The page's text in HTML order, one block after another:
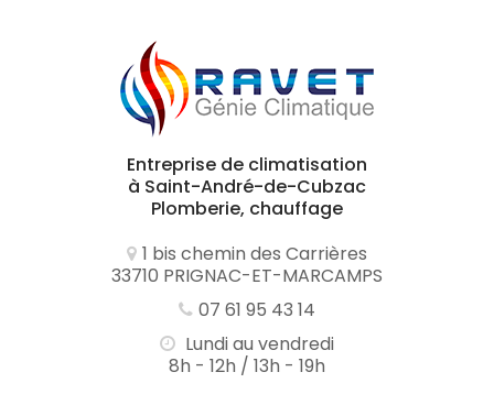
Entreprise de climatisation
à Saint-André-de-Cubzac
Plomberie, chauffage
1 bis chemin des Carrières
33710 PRIGNAC-ET-MARCAMPS
07 61 95 43 14
Lundi au vendredi
8h - 12h / 13h - 19h